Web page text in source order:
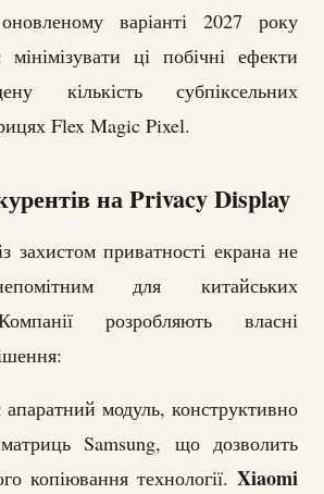
варіанті 2027 року
мінімізувати ці побічні ефекти
кількість субпіксельних
Flex Magic Pixel.
на Privacy Display
захистом приватності екрана не
для китайських
розробляють власні
модуль, конструктивно
Samsung, що дозволить
копіювання технології. Xiaomi